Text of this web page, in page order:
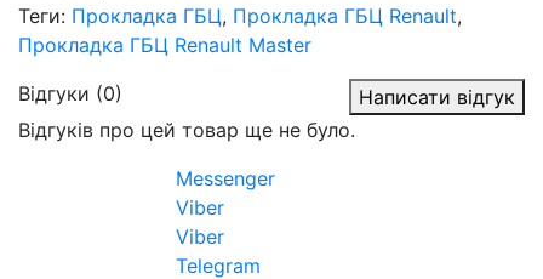
Теги: Прокладка ГБЦ, Прокладка ГБЦ Renault,
Прокладка ГБЦ Renault Master
Відгуки (0)
Написати відгук
Відгуків про цей товар ще не було.
Messenger
Viber
Viber
Telegram